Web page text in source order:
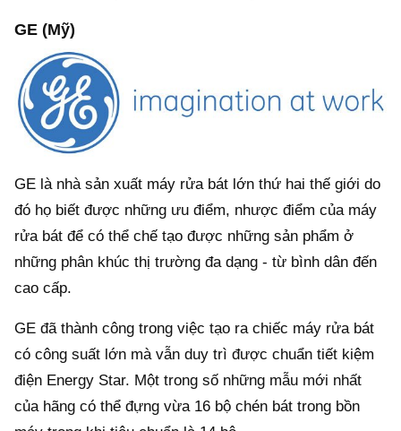
GE (Mỹ)
GE là nhà sản xuất máy rửa bát lớn thứ hai thế giới do
đó họ biết được những ưu điểm, nhược điểm của máy
rửa bát để có thể chế tạo được những sản phẩm ở
những phân khúc thị trường đa dạng - từ bình dân đến
cao cấp.
GE đã thành công trong việc tạo ra chiếc máy rửa bát
có công suất lớn mà vẫn duy trì được chuẩn tiết kiệm
điện Energy Star. Một trong số những mẫu mới nhất
của hãng có thể đựng vừa 16 bộ chén bát trong bồn